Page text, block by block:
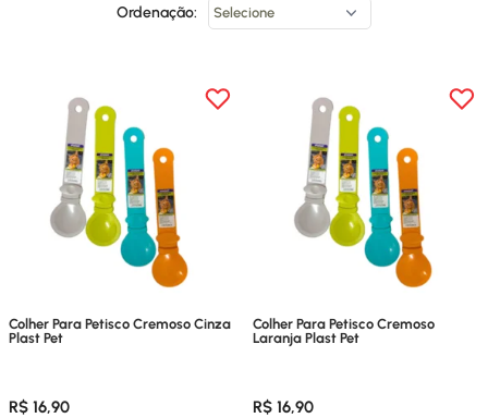
Ordenação:
Colher Para Petisco Cremoso Cinza
Plast Pet
R$ 16,90
Colher Para Petisco Cremoso
Laranja Plast Pet
R$ 16,90